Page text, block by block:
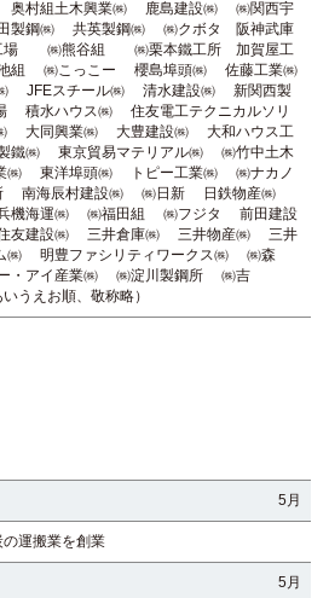
村組土木興業㈱ 鹿島建設㈱ ㈱関西宇
製鋼㈱ 共英製鋼㈱ ㈱クボタ 阪神武庫
工場 ㈱熊谷組 ㈱栗本鐵工所 加賀屋工
組 ㈱こっこー 櫻島埠頭㈱ 佐藤工業㈱
JFEスチール㈱ 清水建設㈱ 新関西製
積水ハウス㈱ 住友電工テクニカルソリ
大同興業㈱ 大豊建設㈱ 大和ハウス工
㈱ 東京貿易マテリアル㈱ ㈱竹中土木
㈱ 東洋埠頭㈱ トピー工業㈱ ㈱ナカノ
南海辰村建設㈱ ㈱日新 日鉄物産㈱
機海運㈱ ㈱福田組 ㈱フジタ 前田建設
建設㈱ 三井倉庫㈱ 三井物産㈱ 三井
㈱ 明豊ファシリティワークス㈱ ㈱森
アイ産業㈱ ㈱淀川製鋼所 ㈱吉
えお順、敬称略）
5月
運搬業を創業
5月